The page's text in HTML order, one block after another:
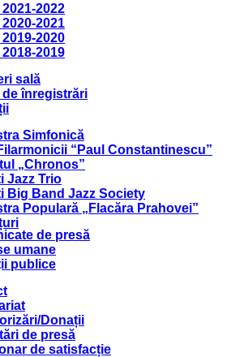
2022
2021
2020
2019
sală
înregistrări
Simfonică
“Paul Constantinescu”
„Chronos”
Jazz Trio
Big Band Jazz Society
Populară „Flacăra Prahovei”
de presă
umane
publice
Donații
de presă
de satisfacție